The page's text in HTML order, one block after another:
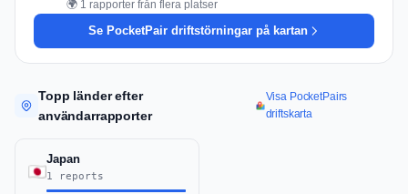
🌍 1 rapporter från flera platser
Se PocketPair driftstörningar på kartan
Topp länder efter
användarrapporter
Visa PocketPairs
driftskarta
Japan
1 reports